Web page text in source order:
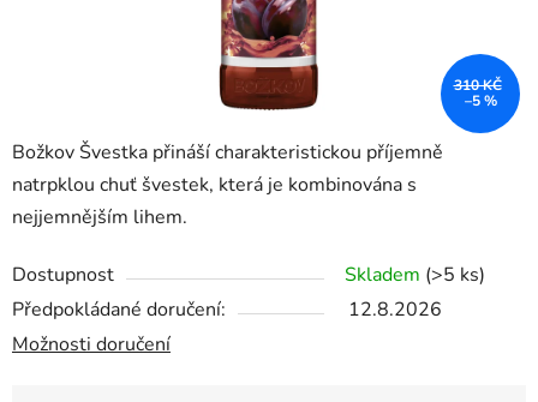
Božkov Švestka přináší charakteristickou příjemně
natrpklou chuť švestek, která je kombinována s
nejjemnějším lihem.
Dostupnost Skladem (>5 ks)
Předpokládané doručení:
12.8.2026
Možnosti doručení
310 KČ
–5 %